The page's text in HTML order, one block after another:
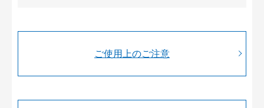
ご使用上のご注意